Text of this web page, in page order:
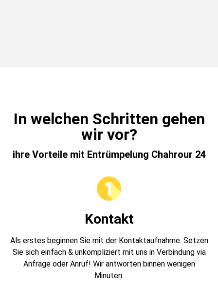
In welchen Schritten gehen
wir vor?
ihre Vorteile mit Entrümpelung Chahrour 24
Kontakt
Als erstes beginnen Sie mit der Kontaktaufnahme. Setzen
Sie sich einfach & unkompliziert mit uns in Verbindung via
Anfrage oder Anruf! Wir antworten binnen wenigen
Minuten.